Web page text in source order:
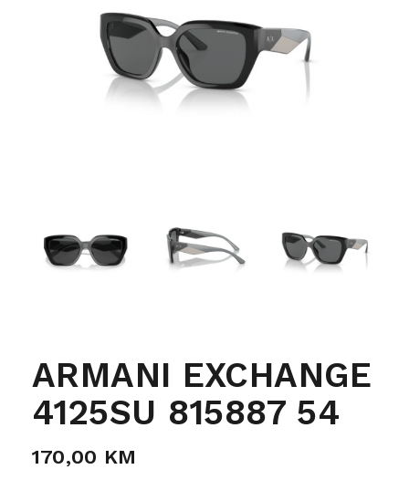
ARMANI EXCHANGE
4125SU 815887 54
170,00 KM